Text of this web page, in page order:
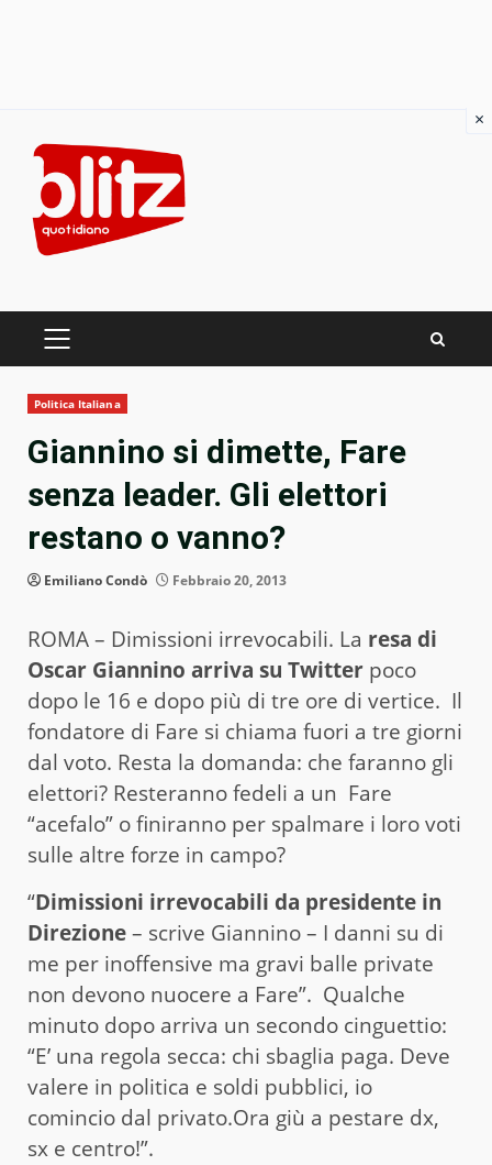
content
PRIMARY
Politica Italiana
Giannino si dimette, Fare
senza leader. Gli elettori
restano o vanno?
Emiliano Condò Febbraio 20, 2013
ROMA – Dimissioni irrevocabili. La resa di
Oscar Giannino arriva su Twitter poco
dopo le 16 e dopo più di tre ore di vertice. Il
fondatore di Fare si chiama fuori a tre giorni
dal voto. Resta la domanda: che faranno gli
elettori? Resteranno fedeli a un Fare
“acefalo” o finiranno per spalmare i loro voti
sulle altre forze in campo?
“Dimissioni irrevocabili da presidente in
Direzione– scrive Giannino – I danni su di
me per inoffensive ma gravi balle private
non devono nuocere a Fare”. Qualche
minuto dopo arriva un secondo cinguettio:
“E’ una regola secca: chi sbaglia paga. Deve
valere in politica e soldi pubblici, io
comincio dal privato.Ora giù a pestare dx,
sx e centro!”.
×